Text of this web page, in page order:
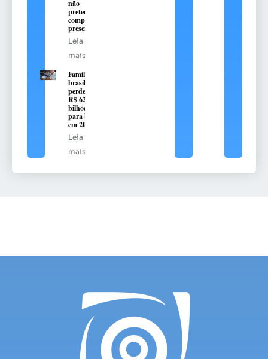
não
pretendem
comprar
presente
Leia
mais
Famílias
brasileiras
perderam
R$ 62,5
bilhões
para bets
em 2025
Leia
mais